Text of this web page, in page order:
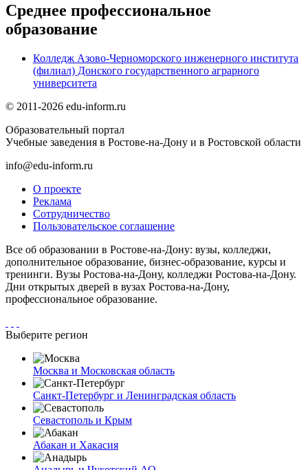
Среднее профессиональное
образование
Колледж Азово-Черноморского инженерного института
(филиал) Донского государственного аграрного
университета
© 2011-2026 edu-inform.ru
Образовательный портал
Учебные заведения в Ростове-на-Дону и в Ростовской области
info@edu-inform.ru
О проекте
Реклама
Сотрудничество
Пользовательское соглашение
Все об образовании в Ростове-на-Дону: вузы, колледжи,
дополнительное образование, бизнес-образование, курсы и
тренинги. Вузы Ростова-на-Дону, колледжи Ростова-на-Дону.
Дни открытых дверей в вузах Ростова-на-Дону,
профессиональное образование.
Выберите регион
Москва и Московская область
Санкт-Петербург и Ленинградская область
Севастополь и Крым
Абакан и Хакасия